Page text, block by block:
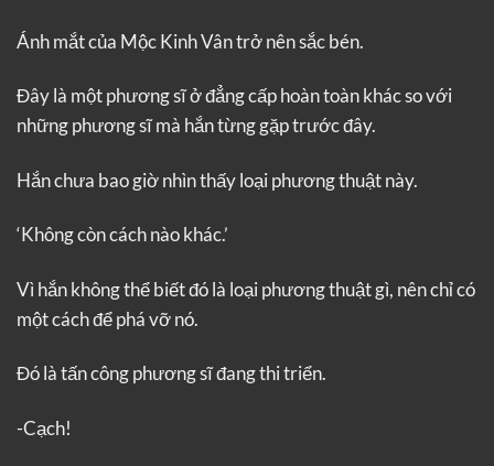
Ánh mắt của Mộc Kinh Vân trở nên sắc bén.
Đây là một phương sĩ ở đẳng cấp hoàn toàn khác so với
những phương sĩ mà hắn từng gặp trước đây.
Hắn chưa bao giờ nhìn thấy loại phương thuật này.
‘Không còn cách nào khác.’
Vì hắn không thể biết đó là loại phương thuật gì, nên chỉ có
một cách để phá vỡ nó.
Đó là tấn công phương sĩ đang thi triển.
-Cạch!